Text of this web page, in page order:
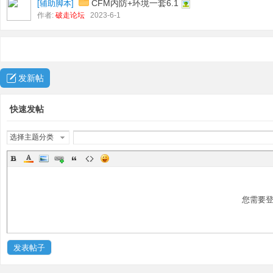
[辅助脚本] CFM内防+环境一套6.1
作者: 破走论坛 2023-6-1
发新帖
快速发帖
选择主题分类
您需要
发表帖子